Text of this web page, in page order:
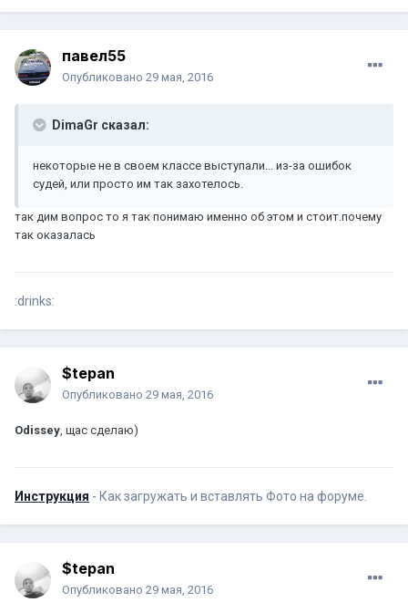
павел55
Опубликовано 29 мая, 2016
DimaGr сказал:
некоторые не в своем классе выступали... из-за ошибок
судей, или просто им так захотелось.
так дим вопрос то я так понимаю именно об этом и стоит.почему
так оказалась
:drinks:
$tepan
Опубликовано 29 мая, 2016
Odissey, щас сделаю)
Инструкция - Как загружать и вставлять Фото на форуме.
$tepan
Опубликовано 29 мая, 2016